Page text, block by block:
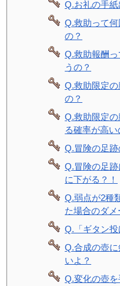
Q.お礼の手
Q.救助って
の？
Q.救助報酬
うの？
Q.救助限定
の？
Q.救助限定
る確率が高い
Q.冒険の足
Q.冒険の足
に下がる？！
Q.弱点が2種
た場合のダメ
Q.「ギタン投
Q.合成の壺
いよ？
Q.変化の壺